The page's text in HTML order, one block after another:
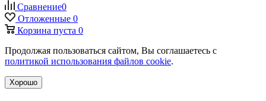
Сравнение0
Отложенные 0
Корзина пуста 0
Продолжая пользоваться сайтом, Вы соглашаетесь с
политикой использования файлов cookie.
Хорошо